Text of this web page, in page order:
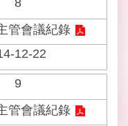
管會議紀錄
12-22
9
管會議紀錄